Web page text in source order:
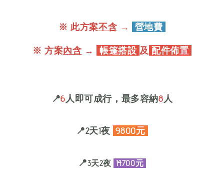
※ 此方案不含 → 營地費
※ 方案內含 → 帳篷搭設 及 配件佈置
📍6人即可成行，最多容納8人
📍2天1夜 9800元
📍3天2夜 14700元